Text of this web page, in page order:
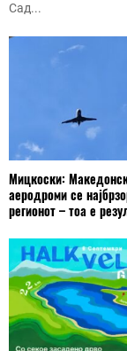
Сад...
Мицкоски:
аеродроми се
регионот – тоа е